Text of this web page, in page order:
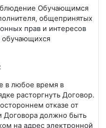
Обучающимся
общепринятых
прав и интересов
обучающихся
в любое время в
расторгнуть Договор.
отказе от
Договора должно быть
на адрес электронной